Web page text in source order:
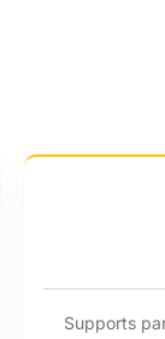
200% PV